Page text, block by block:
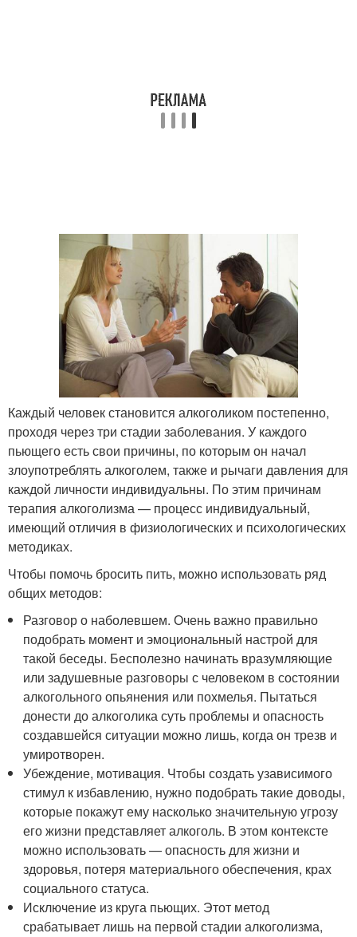
Каждый человек становится алкоголиком постепенно,
проходя через три стадии заболевания. У каждого
пьющего есть свои причины, по которым он начал
злоупотреблять алкоголем, также и рычаги давления для
каждой личности индивидуальны. По этим причинам
терапия алкоголизма — процесс индивидуальный,
имеющий отличия в физиологических и психологических
методиках.
Чтобы помочь бросить пить, можно использовать ряд
общих методов:
Разговор о наболевшем. Очень важно правильно
подобрать момент и эмоциональный настрой для
такой беседы. Бесполезно начинать вразумляющие
или задушевные разговоры с человеком в состоянии
алкогольного опьянения или похмелья. Пытаться
донести до алкоголика суть проблемы и опасность
создавшейся ситуации можно лишь, когда он трезв и
умиротворен.
Убеждение, мотивация. Чтобы создать узависимого
стимул к избавлению, нужно подобрать такие доводы,
которые покажут ему насколько значительную угрозу
его жизни представляет алкоголь. В этом контексте
можно использовать — опасность для жизни и
здоровья, потеря материального обеспечения, крах
социального статуса.
Исключение из круга пьющих. Этот метод
срабатывает лишь на первой стадии алкоголизма,